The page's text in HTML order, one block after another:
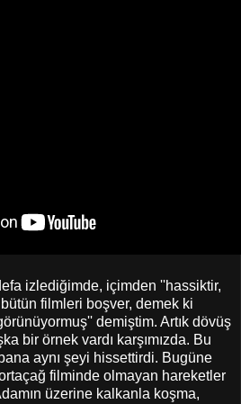
izlediğimde, içimden ''hassiktir,
filmleri boşver, demek ki
demiştim. Artık dövüş
bir örnek vardı karşımızda. Bu
aynı şeyi hissettirdi. Bugüne
filminde olmayan hareketler
üzerine kalkanla koşma,